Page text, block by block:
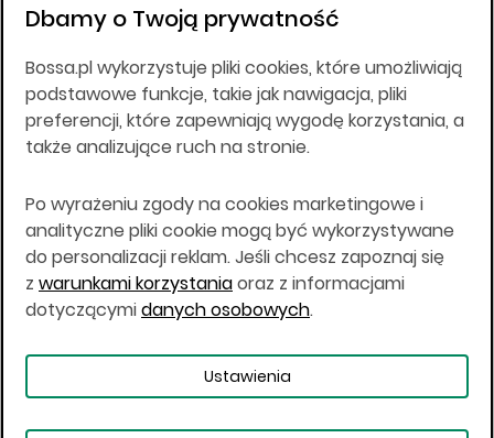
DM BOŚ działa na podstawie zezwolenia KNF z dnia
Wszelkie informacje na niniejszej stronie w tym
informacje o produktach inwestycyjnych nie są
kierowane do osób mających miejsce
zamieszkania lub pobytu w Stanach
Japonii, ani w dowolnej innej jurysdykcji, w której
taki materiał byłby sprzeczny z prawem lub w
których zgodne z prawem nabycie produktów
inwestycyjnych nie jest możliwe lub w której nie
jest możliwe złożenie oferty. Prawa obowiązujące
w danej jurysdykcji określają, czy jest możliwe
nabycie poszczególnych produktów
Copyright © 2026 BOŚ | BOSSA.PL
Dbamy o Twoją prywatność
Bossa.pl wykorzystuje pliki cookies, które umożliwiają
podstawowe funkcje, takie jak nawigacja, pliki
preferencji, które zapewniają wygodę korzystania, a
także analizujące ruch na stronie.
Po wyrażeniu zgody na cookies marketingowe i
analityczne pliki cookie mogą być wykorzystywane
do personalizacji reklam. Jeśli chcesz zapoznaj się
z warunkami korzystaniaoraz z informacjami
dotyczącymidanych osobowych.
Ustawienia